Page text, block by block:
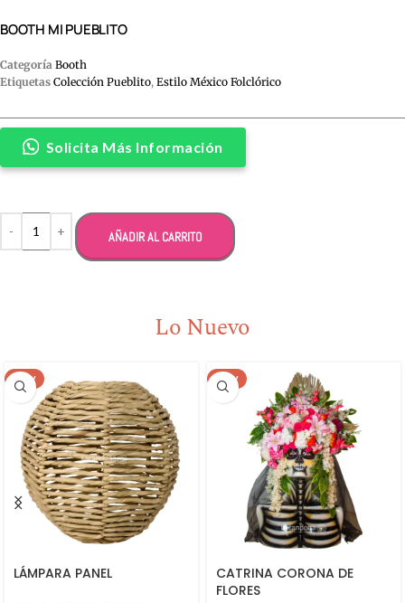
BOOTH MI PUEBLITO
Categoría Booth
Etiquetas Colección Pueblito, Estilo México Folclórico
Solicita Más Información
AÑADIR AL CARRITO
Lo Nuevo
NEW
LÁMPARA PANEL
NEW
CATRINA CORONA DE
FLORES